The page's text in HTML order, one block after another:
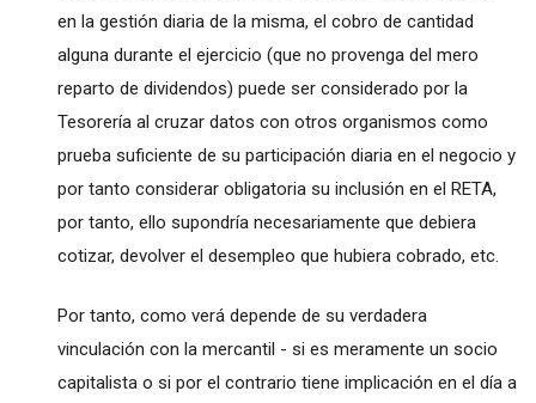
en la gestión diaria de la misma, el cobro de cantidad
alguna durante el ejercicio (que no provenga del mero
reparto de dividendos) puede ser considerado por la
Tesorería al cruzar datos con otros organismos como
prueba suficiente de su participación diaria en el negocio y
por tanto considerar obligatoria su inclusión en el RETA,
por tanto, ello supondría necesariamente que debiera
cotizar, devolver el desempleo que hubiera cobrado, etc.
Por tanto, como verá depende de su verdadera
vinculación con la mercantil - si es meramente un socio
capitalista o si por el contrario tiene implicación en el día a